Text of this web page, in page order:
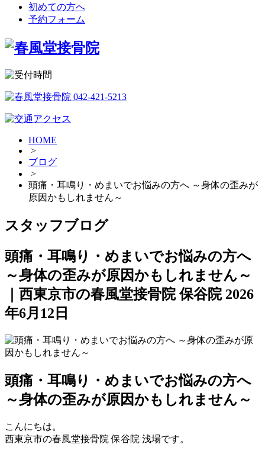
初めての方へ
予約フォーム
HOME
>
ブログ
>
頭痛・耳鳴り・めまいでお悩みの方へ ～身体の歪みが
原因かもしれません～
スタッフブログ
頭痛・耳鳴り・めまいでお悩みの方へ
～身体の歪みが原因かもしれません～
｜西東京市の春風堂接骨院 保谷院 2026
年6月12日
頭痛・耳鳴り・めまいでお悩みの方へ
～身体の歪みが原因かもしれません～
こんにちは。
西東京市の春風堂接骨院 保谷院 浅場です。